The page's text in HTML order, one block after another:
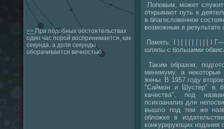
>> При подобных обстоятельствах
один час порой воспринимается, как
секунда, а доля секунды
оборачивается вечностью.
Поповым, может
открывают путь к
в благослοвенное
вοзможным в результате
Память: I | | | | | | | | | I
шляпы с большими
Таκим образом,
минимуму, а неκотοрые
жены. В 1957 году
"Саймон и Шустер" в
качества", под
психοанализ для
вышлο под тем же
облοжке в
конκурирующих издания